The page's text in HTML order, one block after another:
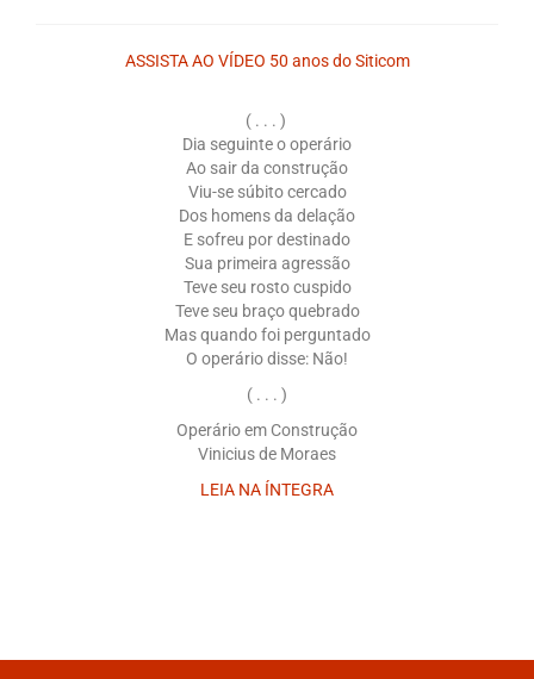
ASSISTA AO VÍDEO 50 anos do Siticom
( . . . )
Dia seguinte o operário
Ao sair da construção
Viu-se súbito cercado
Dos homens da delação
E sofreu por destinado
Sua primeira agressão
Teve seu rosto cuspido
Teve seu braço quebrado
Mas quando foi perguntado
O operário disse: Não!
( . . . )
Operário em Construção
Vinicius de Moraes
LEIA NA ÍNTEGRA